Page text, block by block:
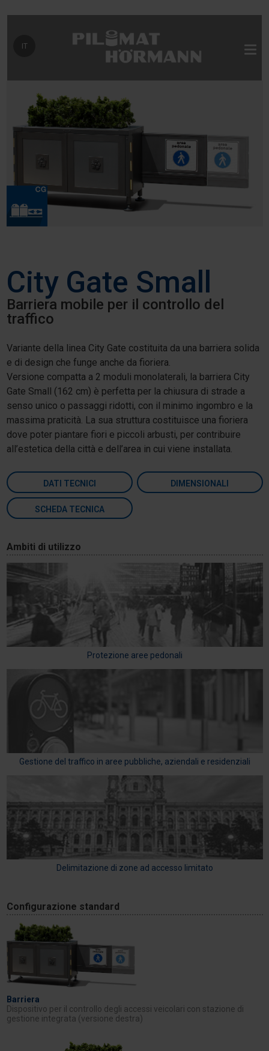
Seleziona la tua lingua
IT
City Gate Small
Barriera mobile per il controllo del
traffico
Variante della linea City Gate costituita da una barriera solida
e di design che funge anche da fioriera.
Versione compatta a 2 moduli monolaterali, la barriera City
Gate Small (162 cm) è perfetta per la chiusura di strade a
senso unico o passaggi ridotti, con il minimo ingombro e la
massima praticità. La sua struttura costituisce una fioriera
dove poter piantare fiori e piccoli arbusti, per contribuire
all’estetica della città e dell’area in cui viene installata.
DATI TECNICI DIMENSIONALI
SCHEDA TECNICA
Ambiti di utilizzo
Protezione aree pedonali
Gestione del traffico in aree pubbliche, aziendali e residenziali
Delimitazione di zone ad accesso limitato
Configurazione standard
Barriera
Dispositivo per il controllo degli accessi veicolari con stazione di
gestione integrata (versione destra)